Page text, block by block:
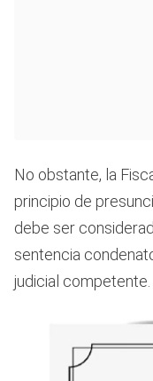
No obstante, la
principio de
debe ser
sentencia
judicial competente.